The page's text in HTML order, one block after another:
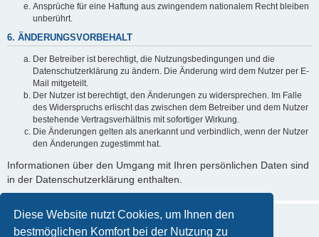
Diese Website nutzt Cookies, um Ihnen den
bestmöglichen Komfort bei der Nutzung zu
Ansprüche für eine Haftung aus zwingendem nationalem Recht bleiben
unberührt.
6. ÄNDERUNGSVORBEHALT
Der Betreiber ist berechtigt, die Nutzungsbedingungen und die
Datenschutzerklärung zu ändern. Die Änderung wird dem Nutzer per E-
Mail mitgeteilt.
Der Nutzer ist berechtigt, den Änderungen zu widersprechen. Im Falle
des Widerspruchs erlischt das zwischen dem Betreiber und dem Nutzer
bestehende Vertragsverhältnis mit sofortiger Wirkung.
Die Änderungen gelten als anerkannt und verbindlich, wenn der Nutzer
den Änderungen zugestimmt hat.
Informationen über den Umgang mit Ihren persönlichen Daten sind
in der Datenschutzerklärung enthalten.